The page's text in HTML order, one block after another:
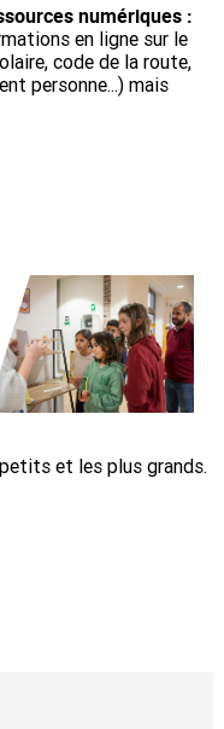
numériques :
en ligne sur le
code de la route,
personne...) mais
et les plus grands.